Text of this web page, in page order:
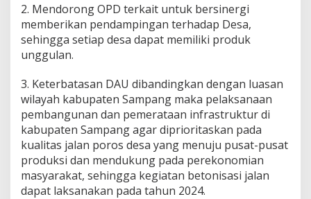
2. Mendorong OPD terkait untuk bersinergi
memberikan pendampingan terhadap Desa,
sehingga setiap desa dapat memiliki produk
unggulan.
3. Keterbatasan DAU dibandingkan dengan luasan
wilayah kabupaten Sampang maka pelaksanaan
pembangunan dan pemerataan infrastruktur di
kabupaten Sampang agar diprioritaskan pada
kualitas jalan poros desa yang menuju pusat-pusat
produksi dan mendukung pada perekonomian
masyarakat, sehingga kegiatan betonisasi jalan
dapat laksanakan pada tahun 2024.